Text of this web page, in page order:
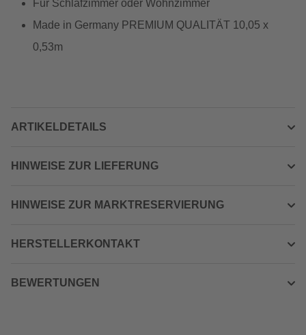
Für Schlafzimmer oder Wohnzimmer
Made in Germany PREMIUM QUALITÄT 10,05 x
0,53m
ARTIKELDETAILS
HINWEISE ZUR LIEFERUNG
HINWEISE ZUR MARKTRESERVIERUNG
HERSTELLERKONTAKT
BEWERTUNGEN